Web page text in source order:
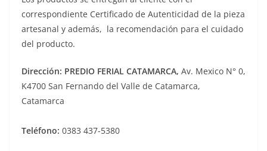
correspondiente Certificado de Autenticidad de la pieza
artesanal y además, la recomendación para el cuidado
del producto.
Dirección: PREDIO FERIAL CATAMARCA, Av. Mexico N° 0,
K4700 San Fernando del Valle de Catamarca,
Catamarca
Teléfono: 0383 437-5380